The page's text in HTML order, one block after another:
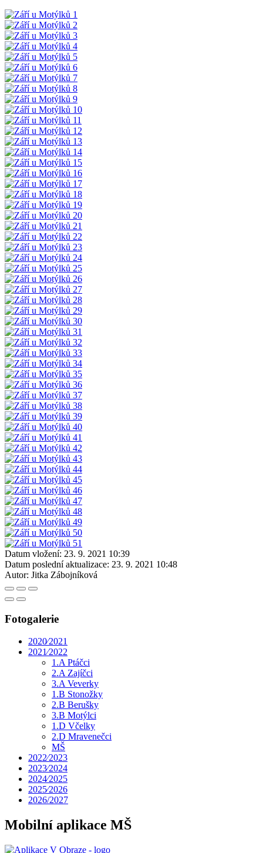
Datum vložení: 23. 9. 2021 10:39
Datum poslední aktualizace: 23. 9. 2021 10:48
Autor: Jitka Zábojníková
Fotogalerie
2020⁄2021
2021⁄2022
1.A Ptáčci
2.A Zajíčci
3.A Veverky
1.B Stonožky
2.B Berušky
3.B Motýlci
1.D Včelky
2.D Mravenečci
MŠ
2022⁄2023
2023⁄2024
2024⁄2025
2025⁄2026
2026/2027
Mobilní aplikace MŠ